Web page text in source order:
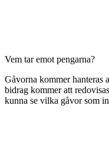
Vem tar emot pengarna?
Gåvorna kommer hanteras
bidrag kommer att
kunna se vilka gåvor som